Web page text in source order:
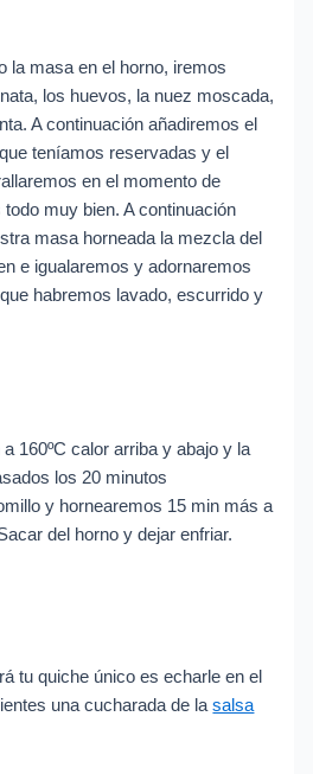
la masa en el horno, iremos
los huevos, la nuez moscada,
A continuación añadiremos el
teníamos reservadas y el
en el momento de
muy bien. A continuación
masa horneada la mezcla del
e igualaremos y adornaremos
habremos lavado, escurrido y
160ºC calor arriba y abajo y la
los 20 minutos
y hornearemos 15 min más a
del horno y dejar enfriar.
tu quiche único es echarle en el
una cucharada de lasalsa